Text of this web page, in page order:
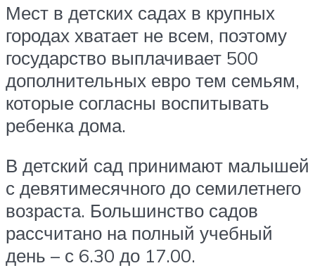
Мест в детских садах в крупных
городах хватает не всем, поэтому
государство выплачивает 500
дополнительных евро тем семьям,
которые согласны воспитывать
ребенка дома.
В детский сад принимают малышей
с девятимесячного до семилетнего
возраста. Большинство садов
рассчитано на полный учебный
день – с 6.30 до 17.00.